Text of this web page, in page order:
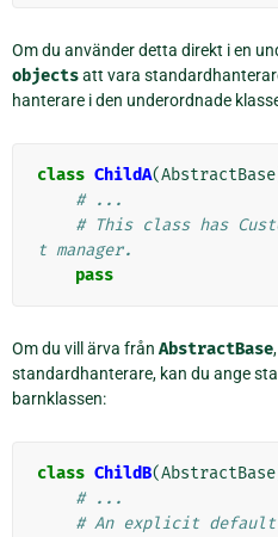
Om du använder detta direkt i en
objectsatt vara
hanterare i den underordnade
class ChildA(AbstractBase
# ...
# This class has
t manager.
pass
Om du vill ärva från AbstractBase
standardhanterare, kan du ange
barnklassen:
class ChildB(AbstractBase
# ...
# An explicit default